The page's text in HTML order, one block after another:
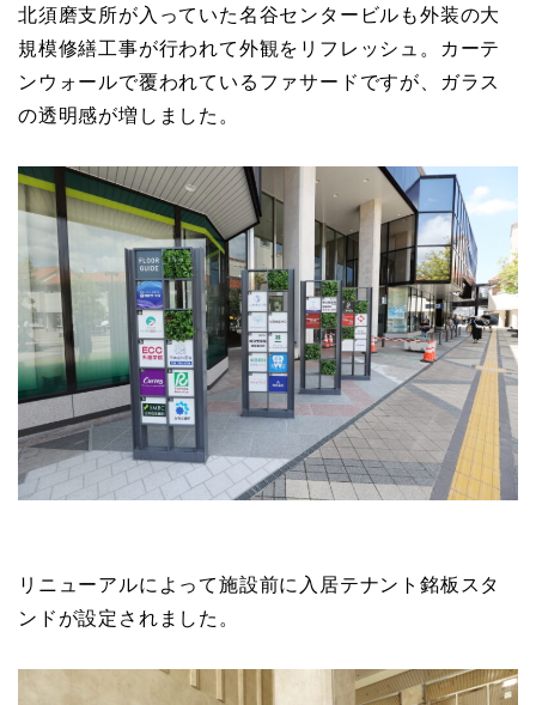
北須磨支所が入っていた名谷センタービルも外装の大
規模修繕工事が行われて外観をリフレッシュ。カーテ
ンウォールで覆われているファサードですが、ガラス
の透明感が増しました。
リニューアルによって施設前に入居テナント銘板スタ
ンドが設定されました。